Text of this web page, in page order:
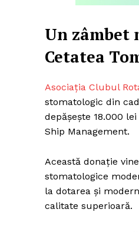
Un zâmbet
Cetatea
Asociația Clubul
stomatologic din
depășește 18.000
Ship Management.
Această donație
stomatologice
la dotarea și
calitate superioară.